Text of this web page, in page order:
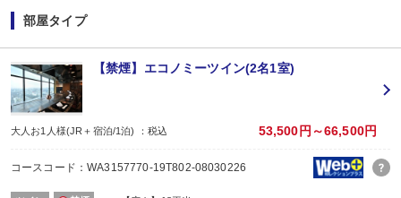
部屋タイプ
【禁煙】エコノミーツイン(2名1室)
大人お1人様(JR＋宿泊/1泊) ：税込 53,500円～66,500円
コースコード：WA3157770-19T802-08030226